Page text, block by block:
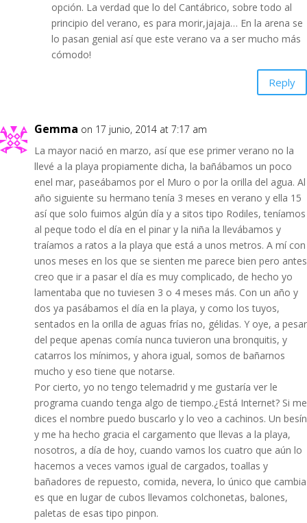
opción. La verdad que lo del Cantábrico, sobre todo al
principio del verano, es para morir,jajaja… En la arena se
lo pasan genial así que este verano va a ser mucho más
cómodo!
Reply
Gemma on 17 junio, 2014 at 7:17 am
La mayor nació en marzo, así que ese primer verano no la
llevé a la playa propiamente dicha, la bañábamos un poco
enel mar, paseábamos por el Muro o por la orilla del agua. Al
año siguiente su hermano tenía 3 meses en verano y ella 15
así que solo fuimos algún día y a sitos tipo Rodiles, teníamos
al peque todo el día en el pinar y la niña la llevábamos y
traíamos a ratos a la playa que está a unos metros. A mí con
unos meses en los que se sienten me parece bien pero antes
creo que ir a pasar el día es muy complicado, de hecho yo
lamentaba que no tuviesen 3 o 4 meses más. Con un año y
dos ya pasábamos el día en la playa, y como los tuyos,
sentados en la orilla de aguas frías no, gélidas. Y oye, a pesar
del peque apenas comía nunca tuvieron una bronquitis, y
catarros los mínimos, y ahora igual, somos de bañarnos
mucho y eso tiene que notarse.
Por cierto, yo no tengo telemadrid y me gustaría ver le
programa cuando tenga algo de tiempo.¿Está Internet? Si me
dices el nombre puedo buscarlo y lo veo a cachinos. Un besín
y me ha hecho gracia el cargamento que llevas a la playa,
nosotros, a día de hoy, cuando vamos los cuatro que aún lo
hacemos a veces vamos igual de cargados, toallas y
bañadores de repuesto, comida, nevera, lo único que cambia
es que en lugar de cubos llevamos colchonetas, balones,
paletas de esas tipo pinpon.